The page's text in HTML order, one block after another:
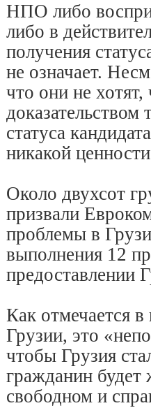
НПО либо
либо в
получения
не означает.
что они не
статуса
никакой
Около двухсот
призвали
проблемы в
выполнения 12
предоставлении
Как отмечается
Грузии, это
чтобы Грузия
гражданин
свободном и